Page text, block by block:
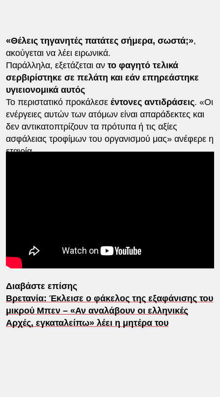
«Θέλεις τηγανητές πατάτες σήμερα, σωστά;»,
ακούγεται να λέει ειρωνικά.
Παράλληλα, εξετάζεται αν το φαγητό τελικά
σερβιρίστηκε σε πελάτη και εάν επηρεάστηκε
υγιειονομικά αυτός
Το περιστατικό προκάλεσε έντονες αντιδράσεις. «Οι
ενέργειες αυτών των ατόμων είναι απαράδεκτες και
δεν αντικατοπτρίζουν τα πρότυπα ή τις αξίες
ασφάλειας τροφίμων του οργανισμού μας» ανέφερε η
εταιρία.
Διαβάστε επίσης
Βρετανία: Έκλεισε ο φάκελος της εξαφάνισης του
μικρού Μπεν – «Αν αναλάβουν οι ελληνικές
Αρχές, εγκαταλείπω» λέει η μητέρα του